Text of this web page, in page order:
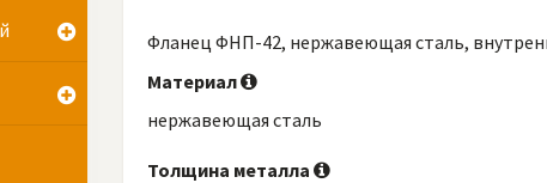
Фланец ФНП-42, нержавеющая сталь,
Материал
нержавеющая сталь
Толщина металла